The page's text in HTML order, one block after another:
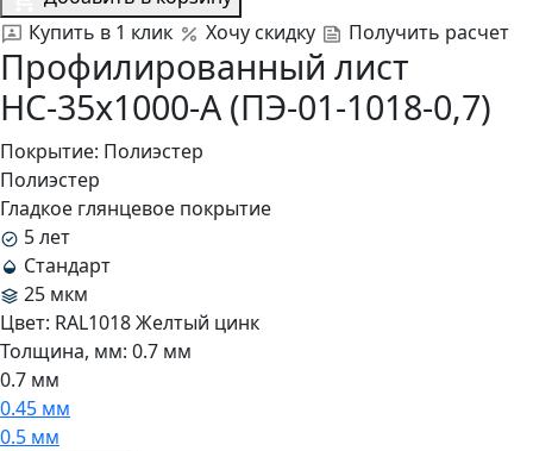
Купить в 1 клик
Хочу скидку Получить расчет
Профилированный лист
НС-35x1000-A (ПЭ-01-1018-0,7)
Покрытие: Полиэстер
Полиэстер
Гладкое глянцевое покрытие
5 лет
Стандарт
25 мкм
Цвет: RAL1018 Желтый цинк
Толщина, мм: 0.7 мм
0.7 мм
0.45 мм
0.5 мм